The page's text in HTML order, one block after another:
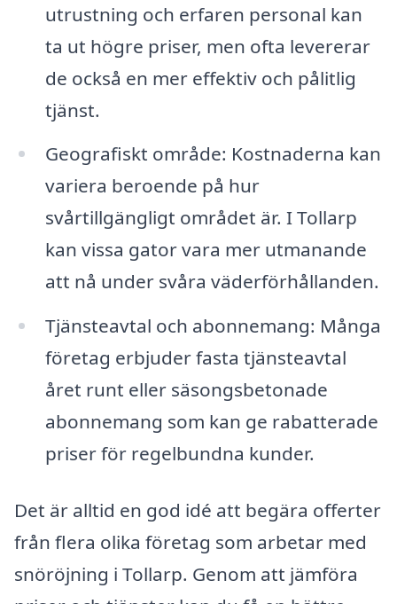
utrustning och erfaren personal kan
ta ut högre priser, men ofta levererar
de också en mer effektiv och pålitlig
tjänst.
Geografiskt område: Kostnaderna kan
variera beroende på hur
svårtillgängligt området är. I Tollarp
kan vissa gator vara mer utmanande
att nå under svåra väderförhållanden.
Tjänsteavtal och abonnemang: Många
företag erbjuder fasta tjänsteavtal
året runt eller säsongsbetonade
abonnemang som kan ge rabatterade
priser för regelbundna kunder.
Det är alltid en god idé att begära offerter
från flera olika företag som arbetar med
snöröjning i Tollarp. Genom att jämföra